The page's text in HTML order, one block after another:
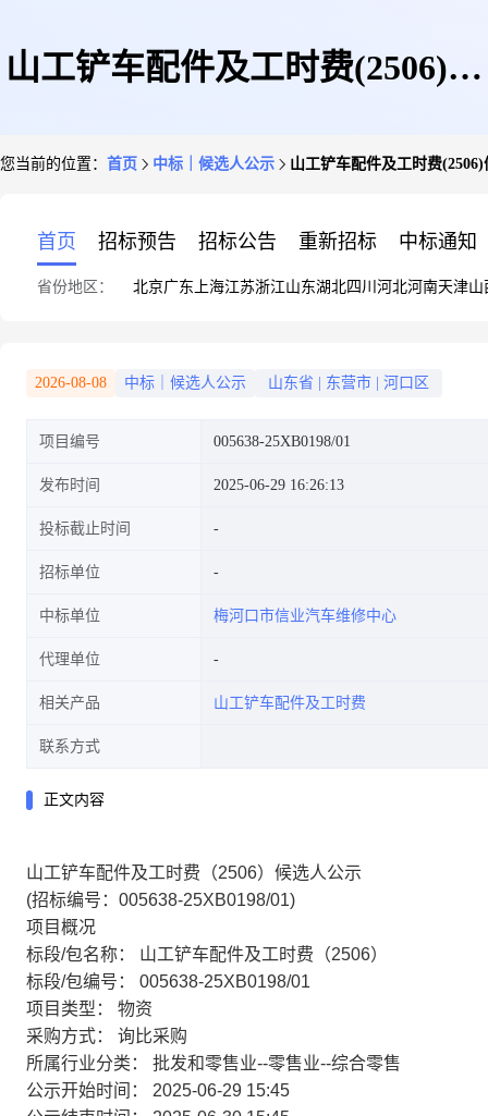
山工铲车配件及工时费(2506)候
您当前的位置： 首页 中标｜候选人公示 山工铲车配件及工时费
首页 招标预告 招标公告 重新招标 中标通知
省份地区： 北京广东 上海江苏浙江山东湖北四川 河北河南天津山
2026-08-08 中标｜候选人公示 山东省 东营市 河口区
项目编号 005638-25XB0198/01
发布时间 2025-06-29 16:26:13
投标截止时间
招标单位
中标单位 梅河口市信业汽车维修中心
代理单位
相关产品 山工铲车配件及工时费
联系方式
正文内容
山工铲车配件及工时费（2506）候选人公示
(招标编号：005638-25XB0198/01)
项目概况
标段/包名称：
山工铲车配件及工时费（2506）
标段/包编号：
005638-25XB0198/01
项目类型：
物资
采购方式：
询比采购
所属行业分类：
批发和零售业--零售业--综合零售
公示开始时间：
2025-06-29 15:45